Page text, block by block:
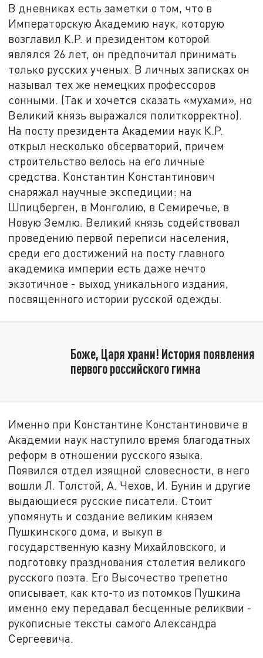
В дневниках есть заметки о том, что в
Императорскую Академию наук, которую
возглавил К.Р. и президентом которой
являлся 26 лет, он предпочитал принимать
только русских ученых. В личных записках он
называл тех же немецких профессоров
сонными. (Так и хочется сказать «мухами», но
Великий князь выражался политкорректно).
На посту президента Академии наук К.Р.
открыл несколько обсерваторий, причем
строительство велось на его личные
средства. Константин Константинович
снаряжал научные экспедиции: на
Шпицберген, в Монголию, в Семиречье, в
Новую Землю. Великий князь содействовал
проведению первой переписи населения,
среди его достижений на посту главного
академика империи есть даже нечто
экзотичное - выход уникального издания,
посвященного истории русской одежды.
Боже, Царя храни! История появления
первого российского гимна
Именно при Константине Константиновиче в
Академии наук наступило время благодатных
реформ в отношении русского языка.
Появился отдел изящной словесности, в него
вошли Л. Толстой, А. Чехов, И. Бунин и другие
выдающиеся русские писатели. Стоит
упомянуть и создание великим князем
Пушкинского дома, и выкуп в
государственную казну Михайловского, и
подготовку празднования столетия великого
русского поэта. Его Высочество трепетно
описывает, как кто-то из потомков Пушкина
именно ему передавал бесценные реликвии -
рукописные тексты самого Александра
Сергеевича.